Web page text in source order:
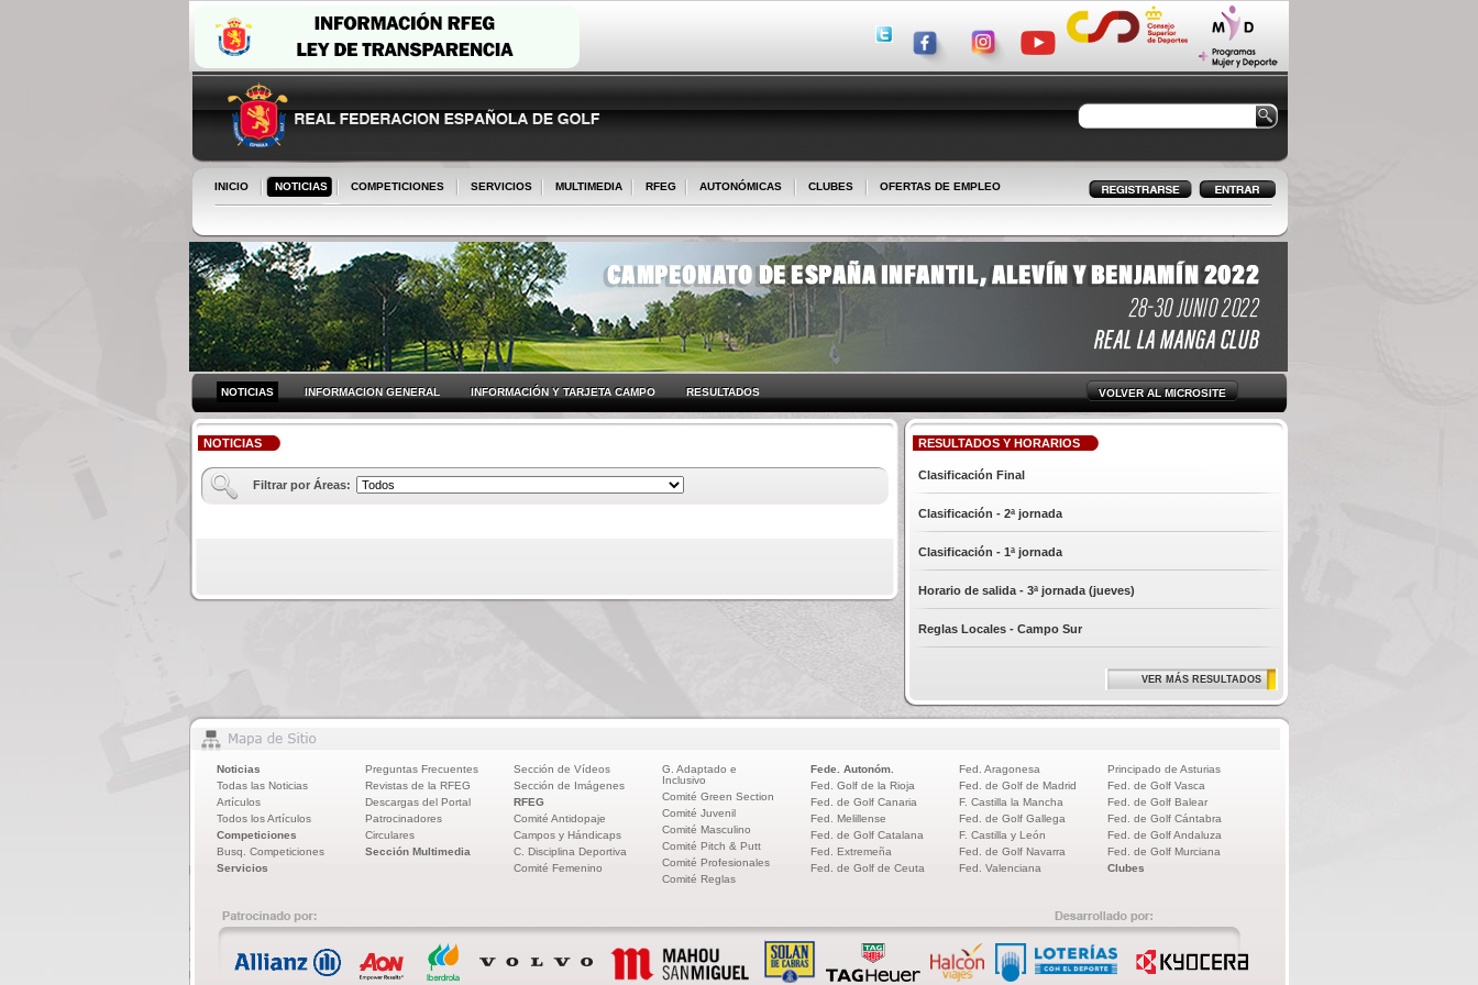
INICIO NOTICIAS COMPETICIONES SERVICIOS MULTIMEDIA RFEG AUTONÓMICAS CLUBES OFERTAS DE EMPLEO
NOTICIAS INFORMACION GENERAL INFORMACIÓN Y TARJETA CAMPO RESULTADOS VOLVER AL MICROSITE
NOTICIAS
Filtrar por Áreas:
RESULTADOS Y HORARIOS
Clasificación Final
Clasificación - 2ª jornada
Clasificación - 1ª jornada
Horario de salida - 3ª jornada (jueves)
Reglas Locales - Campo Sur
VER MÁS RESULTADOS
Noticias
Todas las Noticias
Artículos
Todos los Artículos
Competiciones
Busq. Competiciones
Servicios
Preguntas Frecuentes
Revistas de la RFEG
Descargas del Portal
Patrocinadores
Circulares
Sección Multimedia
Sección de Vídeos
Sección de Imágenes
RFEG
Comité Antidopaje
Campos y Hándicaps
C. Disciplina Deportiva
Comité Femenino
G. Adaptado e
Inclusivo
Comité Green Section
Comité Juvenil
Comité Masculino
Comité Pitch & Putt
Comité Profesionales
Comité Reglas
Fede. Autonóm.
Fed. Golf de la Rioja
Fed. de Golf Canaria
Fed. Melillense
Fed. de Golf Catalana
Fed. Extremeña
Fed. de Golf de Ceuta
Fed. Aragonesa
Fed. de Golf de Madrid
F. Castilla la Mancha
Fed. de Golf Gallega
F. Castilla y León
Fed. de Golf Navarra
Fed. Valenciana
Principado de Asturias
Fed. de Golf Vasca
Fed. de Golf Balear
Fed. de Golf Cántabra
Fed. de Golf Andaluza
Fed. de Golf Murciana
Clubes